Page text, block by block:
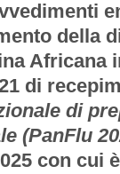
della
Africana
di
di
(PanFlu
con cui